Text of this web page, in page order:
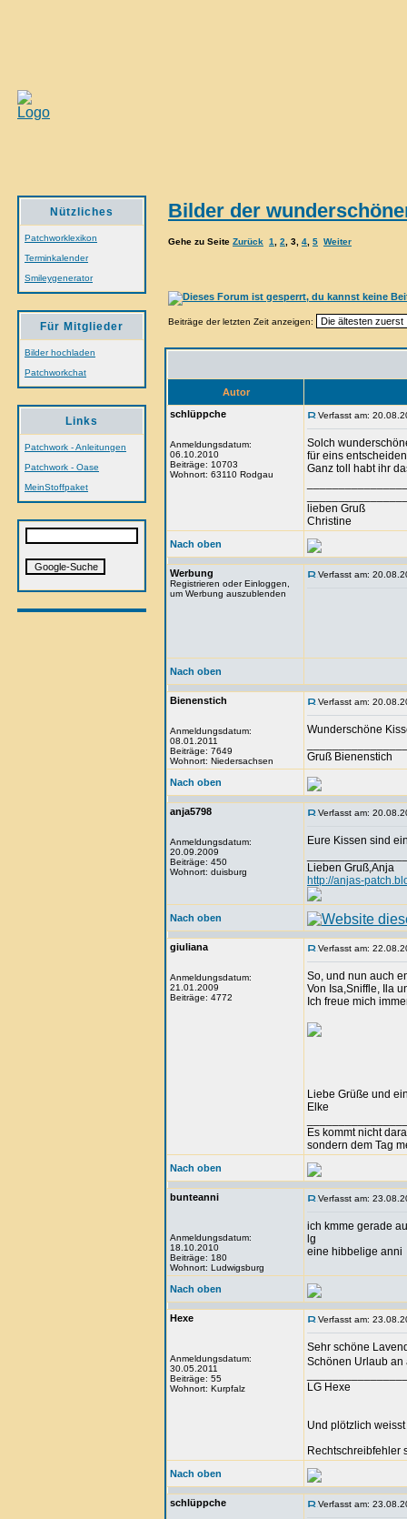
Nützliches
Patchworklexikon
Terminkalender
Smileygenerator
Für Mitglieder
Bilder hochladen
Patchworkchat
Links
Patchwork - Anleitungen
Patchwork - Oase
MeinStoffpaket
Bilder der
Gehe zu Seite Zurück 1 2 3 4 5 Weiter
Beiträge der letzten Zeit anzeigen:
Autor
schlüppche
Anmeldungsdatum:
06.10.2010
Beiträge: 10703
Wohnort: 63110 Rodgau
Verfasst am:
Solch
für eins
Ganz toll habt ihr
lieben Gruß
Christine
Nach oben
Werbung
Registrieren oder Einloggen,
um Werbung auszublenden
Verfasst am:
Nach oben
Bienenstich
Anmeldungsdatum:
08.01.2011
Beiträge: 7649
Wohnort: Niedersachsen
Verfasst am:
Wunderschöne
Gruß Bienenstich
Nach oben
anja5798
Anmeldungsdatum:
20.09.2009
Beiträge: 450
Wohnort: duisburg
Verfasst am:
Eure Kissen sind
Lieben Gruß,Anja
http://anjas-
Nach oben
giuliana
Anmeldungsdatum:
21.01.2009
Beiträge: 4772
Verfasst am:
So, und nun auch
Von Isa,Sniffle, Ila
Ich freue mich
Liebe Grüße und
Elke
Es kommt nicht
sondern dem Tag
Nach oben
bunteanni
Anmeldungsdatum:
18.10.2010
Beiträge: 180
Wohnort: Ludwigsburg
Verfasst am:
ich kmme gerade
lg
eine hibbelige anni
Nach oben
Hexe
Anmeldungsdatum:
30.05.2011
Beiträge: 55
Wohnort: Kurpfalz
Verfasst am:
Sehr schöne
Schönen Urlaub an
LG Hexe
Und plötzlich
Rechtschreibfehler
Nach oben
schlüppche Verfasst am: